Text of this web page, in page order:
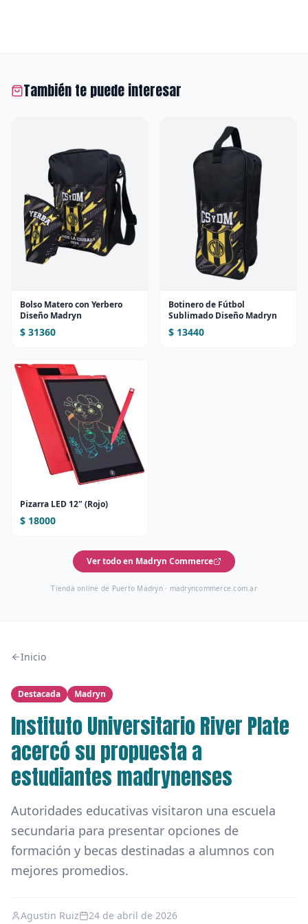
También te puede interesar
Bolso Matero con Yerbero
Diseño Madryn
$ 31360
Botinero de Fútbol
Sublimado Diseño Madryn
$ 13440
Pizarra LED 12" (Rojo)
$ 18000
Ver todo en Madryn Commerce
Tienda online de Puerto Madryn · madryncommerce.com.ar
Inicio
Destacada Madryn
Instituto Universitario River Plate
acercó su propuesta a
estudiantes madrynenses
Autoridades educativas visitaron una escuela
secundaria para presentar opciones de
formación y becas destinadas a alumnos con
mejores promedios.
Agustin Ruiz 24 de abril de 2026